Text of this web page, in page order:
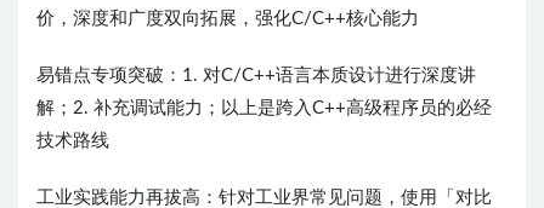
价，深度和广度双向拓展，强化C/C++核心能力
易错点专项突破：1. 对C/C++语言本质设计进行深度讲
解；2. 补充调试能力；以上是跨入C++高级程序员的必经
技术路线
工业实践能力再拔高：针对工业界常见问题，使用「对比